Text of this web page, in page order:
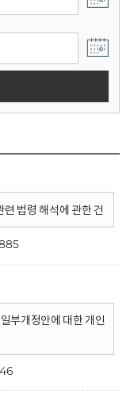
법령 해석에 관한 건
부개정안에 대한 개인